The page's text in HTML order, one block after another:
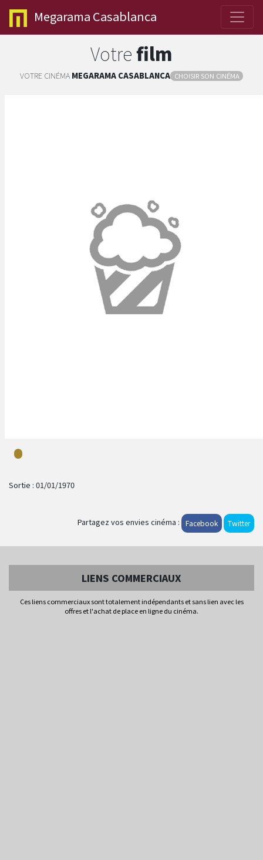
Megarama Casablanca
Votrefilm
VOTRE CINÉMA MEGARAMACASABLANCA CHOISIR SON CINÉMA
Sortie : 01/01/1970
Partagez vos envies cinéma : Facebook Twitter
LIENS COMMERCIAUX
Ces liens commerciaux sont totalement indépendants et sans lien avec les
offres et l'achat de place en ligne du cinéma.